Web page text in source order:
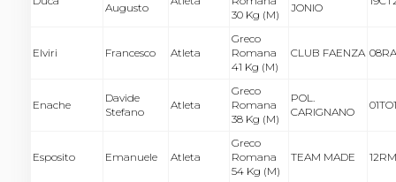
Augusto
30 Kg (M)
JONIO
Elviri Francesco Atleta
Greco
Romana
41 Kg (M)
CLUB FAENZA
Enache
Davide
Stefano
Atleta
Greco
Romana
38 Kg (M)
POL.
CARIGNANO
Esposito Emanuele Atleta
Greco
Romana
54 Kg (M)
TEAM MADE